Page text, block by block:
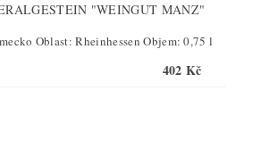
"WEINGUT MANZ"
Oblast: Rheinhessen Objem: 0,75 l
402 Kč